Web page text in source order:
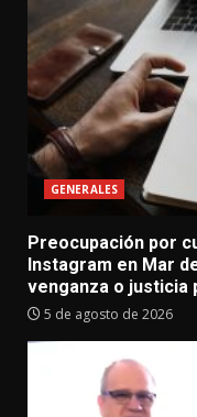
GENERALES
Preocupación por
Instagram en Mar
venganza o justicia
5 de agosto de 2026